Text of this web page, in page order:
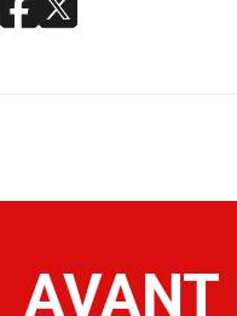
AVANT